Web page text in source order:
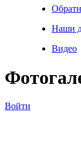
Наши
Видео
Войти